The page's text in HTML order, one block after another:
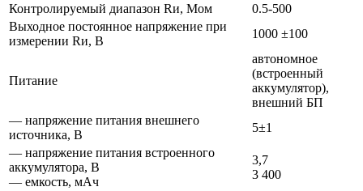
Контролируемый диапазон Rи, Мом
0.5-500
Выходное постоянное напряжение при
измерении Rи, В
1000 ±100
Питание
автономное
(встроенный
аккумулятор),
внешний БП
— напряжение питания внешнего
источника, В
5±1
— напряжение питания встроенного
аккумулятора, В
— емкость, мАч
3,7
3 400